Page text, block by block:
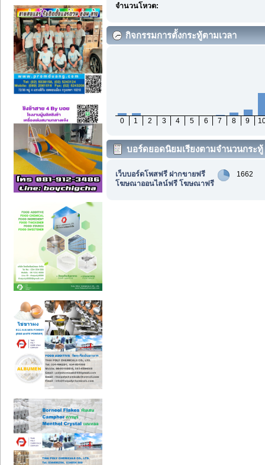
จำนวนโหวต:
กิจกรรมการตั้งกระทู้ตามเวลา
0 1 2 3 4 5 6 7 8 9
บอร์ดยอดนิยมเรียงตามจำนวนกระทู้
เว็บบอร์ดโพสฟรี ฝากขายฟรี
โฆษณาออนไลน์ฟรี โฆษณาฟรี
1662